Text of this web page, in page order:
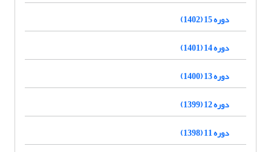
دوره 15 (1402)
دوره 14 (1401)
دوره 13 (1400)
دوره 12 (1399)
دوره 11 (1398)